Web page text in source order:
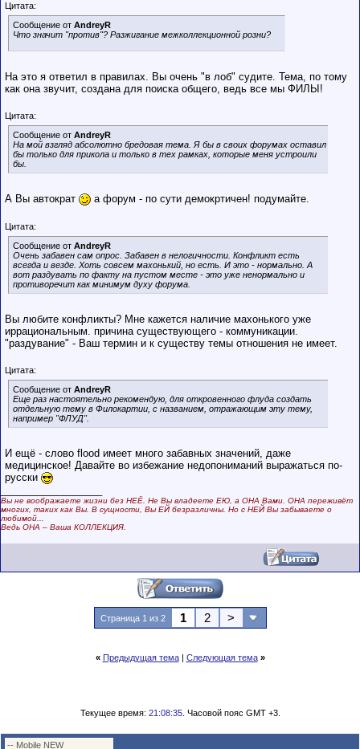
Цитата:
Сообщение от AndreyR
Что значит "против"? Разжигание межколлекционной розни?
На это я ответил в правилах. Вы очень "в лоб" судите. Тема, по тому
как она звучит, создана для поиска общего, ведь все мы ФИЛЫ!
Цитата:
Сообщение от AndreyR
На мой взгляд абсолютно бредовая тема. Я бы в своих форумах оставил
бы только для прикола и только в тех рамках, которые меня устроили
бы.
А Вы автократ а форум - по сути демокртичен! подумайте.
Цитата:
Сообщение от AndreyR
Очень забавен сам опрос. Забавен в нелогичности. Конфликт есть
всегда и везде. Хоть совсем махонький, но есть. И это - нормально. А
вот раздувать по факту на пустом месте - это уже ненормально и
противоречит как минимум духу форума.
Вы любите конфликты? Мне кажется наличие махонького уже
иррациональным. причина существующего - коммуникации.
"раздувание" - Ваш термин и к существу темы отношения не имеет.
Цитата:
Сообщение от AndreyR
Еще раз настоятельно рекомендую, для откровенного флуда создать
отдельную тему в Филокартии, с названием, отражающим эту тему,
например "ФЛУД".
И ещё - слово flood имеет много забавных значений, даже
медицинское! Давайте во избежание недопониманий выражаться по-
русски
Вы не воображаете жизни без НЕЁ. Не Вы владеете ЕЮ, а ОНА Вами. ОНА переживёт
многих, таких как Вы. В сущности, Вы ЕЙ безразличны. Но с НЕЙ Вы забываете о
любимой...
Ведь ОНА – Ваша КОЛЛЕКЦИЯ.
Страница 1 из 2 1 2 >
« Предыдущая тема| Следующая тема »
Текущее время: 21:08:35. Часовой пояс GMT +3.